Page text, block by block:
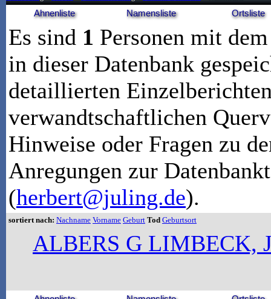
Ahnenliste Namensliste Ortsliste
Es sind 1 Personen mit
in dieser Datenbank
detaillierten
verwandtschaftlichen
Hinweise oder Fragen zu
Anregungen zur
(herbert@juling.de).
sortiert nach: Nachname Vorname Geburt Tod Geburtsort
ALBERS G LIMBECK,